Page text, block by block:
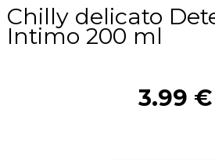
Chilly delicato
Intimo 200 ml
3.99 €